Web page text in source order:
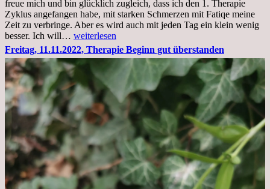
freue mich und bin glücklich zugleich, dass ich den 1. Therapie
Zyklus angefangen habe, mit starken Schmerzen mit Fatiqe meine
Zeit zu verbringe. Aber es wird auch mit jeden Tag ein klein wenig
besser. Ich will… Sonntag,
20.11.2022,
Todensonntag
weiterlesen
Freitag, 11.11.2022, Therapie Beginn gut überstanden